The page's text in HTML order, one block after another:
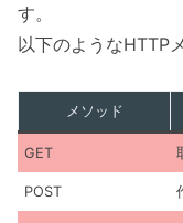
す。
以下のようなHTTP
メソッド
GET
POST